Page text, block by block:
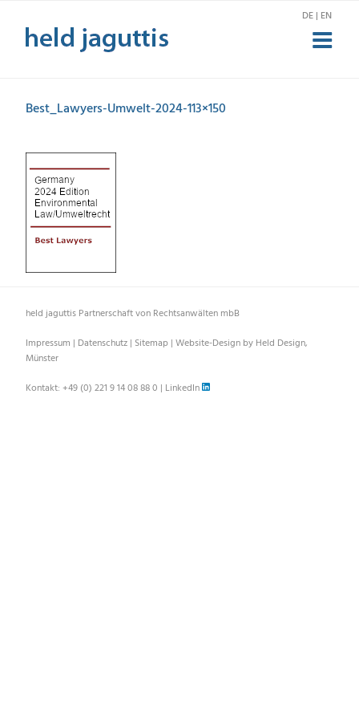
Inhalt
springen
DE | EN
Best_Lawyers-Umwelt-2024-113×150
held jaguttis Partnerschaft von Rechtsanwälten mbB
Impressum | Datenschutz | Sitemap | Website-Design by Held Design,
Münster
Kontakt: +49 (0) 221 9 14 08 88 0 | LinkedIn